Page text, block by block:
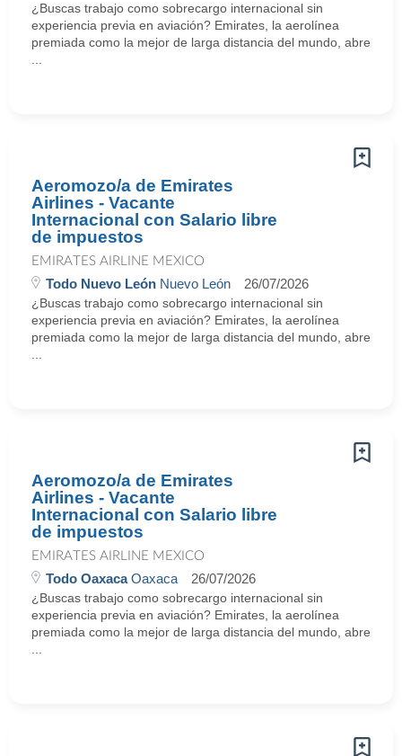
¿Buscas trabajo como sobrecargo internacional sin
experiencia previa en aviación? Emirates, la aerolínea
premiada como la mejor de larga distancia del mundo, abre
Aeromozo/a de Emirates
Airlines - Vacante
Internacional con Salario libre
de impuestos
EMIRATES AIRLINE MEXICO
Todo Nuevo León Nuevo León 26/07/2026
¿Buscas trabajo como sobrecargo internacional sin
experiencia previa en aviación? Emirates, la aerolínea
premiada como la mejor de larga distancia del mundo, abre
Aeromozo/a de Emirates
Airlines - Vacante
Internacional con Salario libre
de impuestos
EMIRATES AIRLINE MEXICO
Todo OaxacaOaxaca 26/07/2026
¿Buscas trabajo como sobrecargo internacional sin
experiencia previa en aviación? Emirates, la aerolínea
premiada como la mejor de larga distancia del mundo, abre